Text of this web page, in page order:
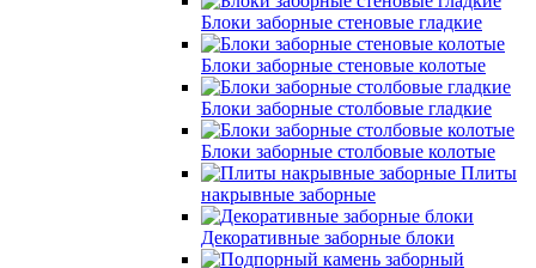
Блоки заборные стеновые гладкие
Блоки заборные стеновые колотые
Блоки заборные столбовые гладкие
Блоки заборные столбовые колотые
Плиты
накрывные заборные
Декоративные заборные блоки